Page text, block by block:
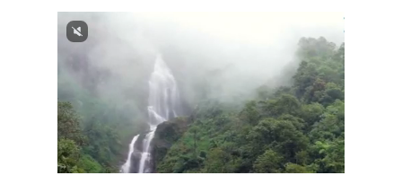
Next video in 1 Cancel